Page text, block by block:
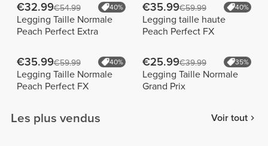
€32.99€54.99 40%
Legging Taille Normale
Peach Perfect Extra
€35.99€59.99 40%
Legging taille haute
Peach Perfect FX
€35.99€59.99 40%
Legging Taille Normale
Peach Perfect FX
€25.99€39.99 35%
Legging Taille Normale
Grand Prix
Les plus vendus Voir tout